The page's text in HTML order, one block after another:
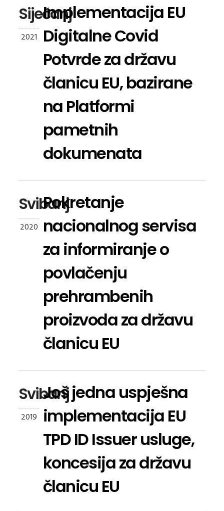
Siječanj
2021
Implementacija EU
Digitalne Covid
Potvrde za državu
članicu EU, bazirane
na Platformi
pametnih
dokumenata
Svibanj
2020
Pokretanje
nacionalnog servisa
za informiranje o
povlačenju
prehrambenih
proizvoda za državu
članicu EU
Svibanj
2019
Još jedna uspješna
implementacija EU
TPD ID Issuer usluge,
koncesija za državu
članicu EU